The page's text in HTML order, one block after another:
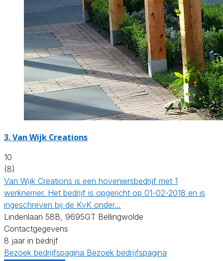
3.Van Wijk Creations
10
(8)
Van Wijk Creations is een hoveniersbedrijf met 1
werknemer. Het bedrijf is opgericht op 01-02-2018 en is
ingeschreven bij de KvK onder…
Lindenlaan 58B, 9695GT Bellingwolde
Contactgegevens
8 jaar in bedrijf
Bezoek bedrijfspagina Bezoek bedrijfspagina